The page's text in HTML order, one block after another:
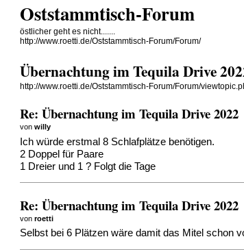
Oststammtisch-Forum
östlicher geht es nicht.......
http://www.roetti.de/Oststammtisch-Forum/Forum/
Übernachtung im Tequila Drive
http://www.roetti.de/Oststammtisch-Forum/Forum/
Re: Übernachtung im Tequila Drive 2022
vonwilly
Ich würde erstmal 8 Schlafplätze benötigen.
2 Doppel für Paare
1 Dreier und 1 ? Folgt die Tage
Re: Übernachtung im Tequila Drive 2022
vonroetti
Selbst bei 6 Plätzen wäre damit das Mitel schon